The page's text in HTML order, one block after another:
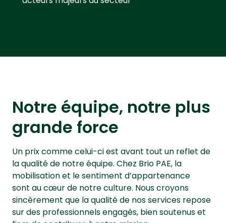
Notre équipe, notre plus
grande force
Un prix comme celui-ci est avant tout un reflet de
la qualité de notre équipe. Chez Brio PAE, la
mobilisation et le sentiment d’appartenance
sont au cœur de notre culture. Nous croyons
sincèrement que la qualité de nos services repose
sur des professionnels engagés, bien soutenus et